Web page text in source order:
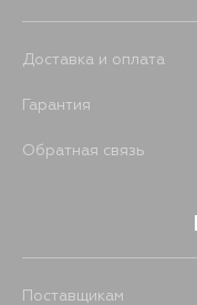
Доставка и оплата
Гарантия
Обратная связь
Поставщикам